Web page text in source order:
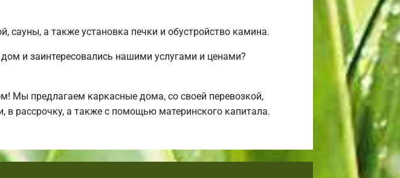
сауны, а также установка печки и обустройство камина.
и заинтересовались нашими услугами и ценами?
Мы предлагаем каркасные дома, со своей перевозкой,
рассрочку, а также с помощью материнского капитала.